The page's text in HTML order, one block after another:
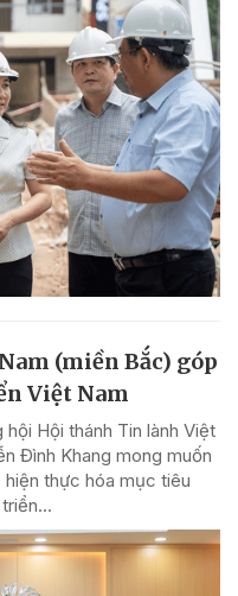
(miền Bắc) góp
Việt Nam
Hội thánh Tin lành Việt
Đình Khang mong muốn
thực hóa mục tiêu